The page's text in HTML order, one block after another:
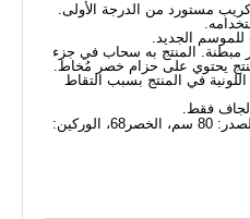
مستورد من الدرجة الأولى.
للموسم الجديد.
مبطنة. المنتج به سحاب في جزء
يحتوي على حزام خصر مُخاط.
في المنتج بسبب التقاط
فقط.
الطول: 165 سم، الصدر: 80 سم، الخصر68، الوركين: